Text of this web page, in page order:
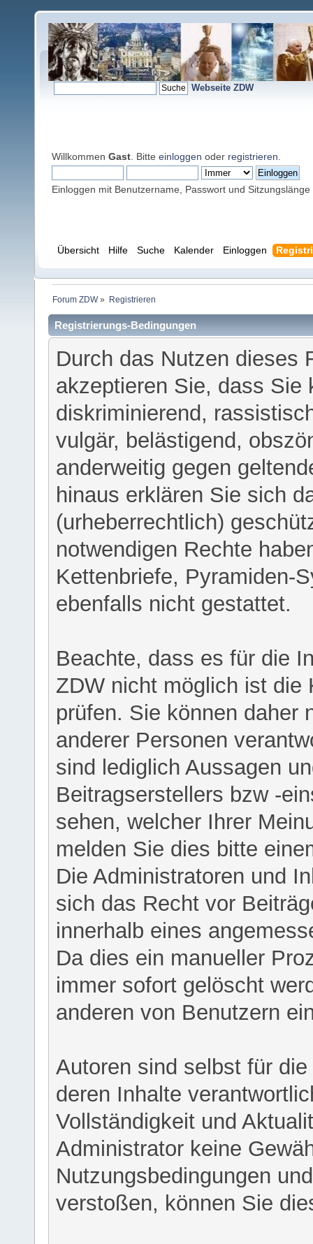
Webseite ZDW
Willkommen Gast . Bitte einloggen oder registrieren
Einloggen mit Benutzername, Passwort und Sitzungslänge
Übersicht Hilfe Suche Kalender Einloggen
Forum ZDW» Registrieren
Registrierungs-Bedingungen
Durch das Nutzen dieses
akzeptieren Sie, dass Sie
diskriminierend,
vulgär, belästigend,
anderweitig gegen
hinaus erklären Sie sich
(urheberrechtlich)
notwendigen Rechte
Kettenbriefe, Pyramiden-
ebenfalls nicht gestattet.
Beachte, dass es für die
ZDW nicht möglich ist die
prüfen. Sie können daher
anderer Personen
sind lediglich Aussagen
Beitragserstellers bzw -
sehen, welcher Ihrer
melden Sie dies bitte
Die Administratoren und
sich das Recht vor
innerhalb eines
Da dies ein manueller
immer sofort gelöscht
anderen von Benutzern
Autoren sind selbst für
deren Inhalte
Vollständigkeit und
Administrator keine
Nutzungsbedingungen
verstoßen, können Sie